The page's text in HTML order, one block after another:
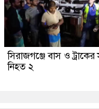
সিরাজগঞ্জে বাস ও ট্রাকের
নিহত ২